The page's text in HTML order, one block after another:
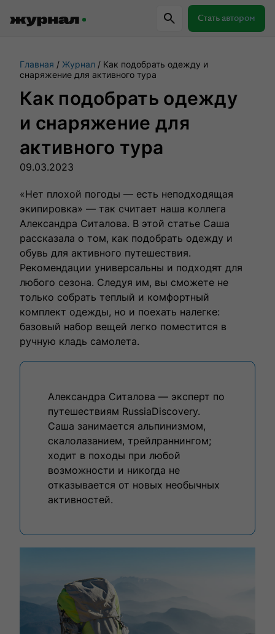
Стать автором
Самое важное Куда поехать
Журнал RussiaDiscovery
Пишем о России, чтобы родная земля
перестала быть Terra Incognita.
Авторы
Сотрудничаем с мастерами слова,
влюбленными в путешествия.
Выбрать тур
Главная Журнал
Как подобрать одежду и
снаряжение для активного тура
Как подобрать одежду
и снаряжение для
активного тура
09.03.2023
«Нет плохой погоды — есть неподходящая
экипировка» — так считает наша коллега
Александра Ситалова. В этой статье Саша
рассказала о том, как подобрать одежду и
обувь для активного путешествия.
Рекомендации универсальны и подходят для
любого сезона. Следуя им, вы сможете не
только собрать теплый и комфортный
комплект одежды, но и поехать налегке:
базовый набор вещей легко поместится в
ручную кладь самолета.
Александра Ситалова — эксперт по
путешествиям RussiaDiscovery.
Саша занимается альпинизмом,
скалолазанием, трейлраннингом;
ходит в походы при любой
возможности и никогда не
отказывается от новых необычных
активностей.